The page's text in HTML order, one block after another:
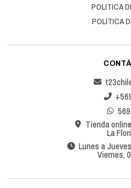
POLITICA
POLÍTICA
Tienda
La
Lunes a
Viernes,